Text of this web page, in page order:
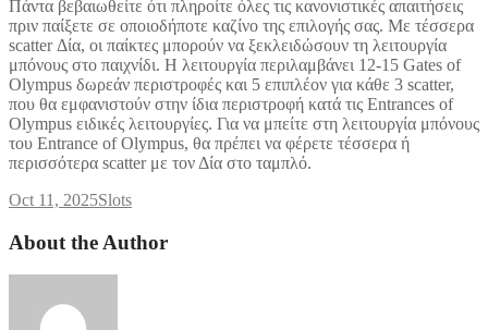
Πάντα βεβαιωθείτε ότι πληροίτε όλες τις κανονιστικές απαιτήσεις
πριν παίξετε σε οποιοδήποτε καζίνο της επιλογής σας. Με τέσσερα
scatter Δία, οι παίκτες μπορούν να ξεκλειδώσουν τη λειτουργία
μπόνους στο παιχνίδι. Η λειτουργία περιλαμβάνει 12-15 Gates of
Olympus δωρεάν περιστροφές και 5 επιπλέον για κάθε 3 scatter,
που θα εμφανιστούν στην ίδια περιστροφή κατά τις Entrances of
Olympus ειδικές λειτουργίες. Για να μπείτε στη λειτουργία μπόνους
του Entrance of Olympus, θα πρέπει να φέρετε τέσσερα ή
περισσότερα scatter με τον Δία στο ταμπλό.
Oct 11, 2025Slots
About the Author